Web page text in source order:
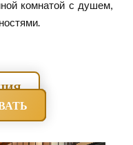
комнатой с душем,